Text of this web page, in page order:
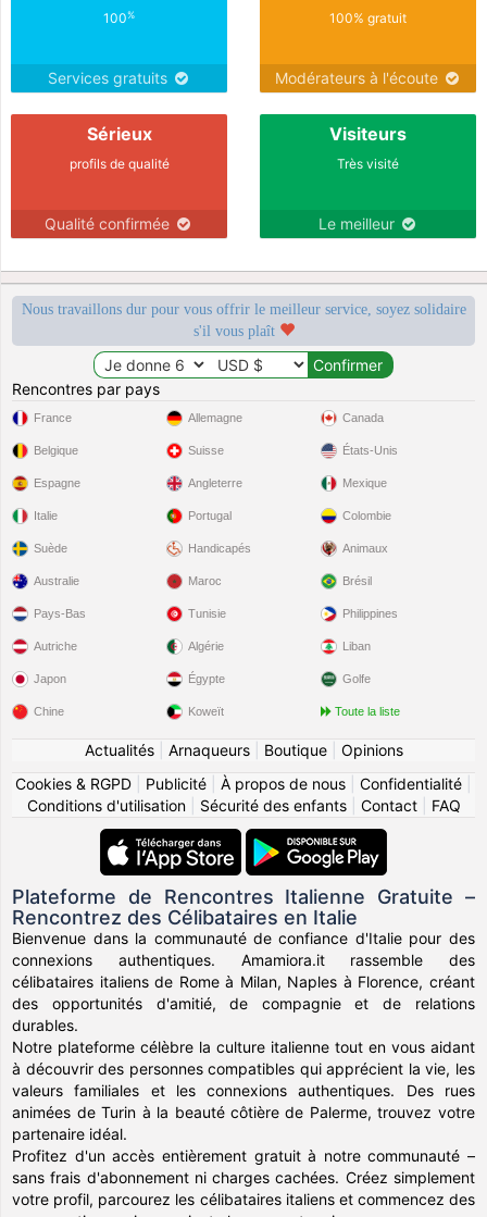
100%
Services gratuits
100% gratuit
Modérateurs à l'écoute
Sérieux
profils de qualité
Qualité confirmée
Visiteurs
Très visité
Le meilleur
Nous travaillons dur pour vous offrir le meilleur service, soyez solidaire
s'il vous plaît
Rencontres par pays
France
Belgique
Espagne
Italie
Suède
Allemagne
Suisse
Angleterre
Portugal
Handicapés
Canada
États-Unis
Mexique
Colombie
Animaux
Australie
Pays-Bas
Autriche
Japon
Chine
Maroc
Tunisie
Algérie
Égypte
Koweït
Brésil
Philippines
Liban
Golfe
Toute la liste
Actualités| Arnaqueurs| Boutique| Opinions
Cookies & RGPD
Publicité À propos de nous Confidentialité
Conditions d'utilisation| Sécurité des enfants| Contact| FAQ
Plateforme de Rencontres Italienne Gratuite –
Rencontrez des Célibataires en Italie
Bienvenue dans la communauté de confiance d'Italie pour des
connexions authentiques. Amamiora.it rassemble des
célibataires italiens de Rome à Milan, Naples à Florence, créant
des opportunités d'amitié, de compagnie et de relations
durables.
Notre plateforme célèbre la culture italienne tout en vous aidant
à découvrir des personnes compatibles qui apprécient la vie, les
valeurs familiales et les connexions authentiques. Des rues
animées de Turin à la beauté côtière de Palerme, trouvez votre
partenaire idéal.
Profitez d'un accès entièrement gratuit à notre communauté –
sans frais d'abonnement ni charges cachées. Créez simplement
votre profil, parcourez les célibataires italiens et commencez des